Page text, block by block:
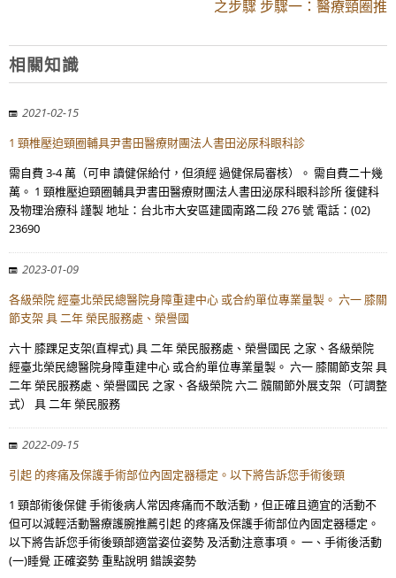
之步驟 步驟一：醫療頸圈推
相關知識
2021-02-15
1 頸椎壓迫頸圈輔具尹書田醫療財團法人書田泌尿科眼科診
需自費 3-4 萬（可申 讀健保給付，但須經 過健保局審核）。 需自費二十幾
萬。 1 頸椎壓迫頸圈輔具尹書田醫療財團法人書田泌尿科眼科診所 復健科
及物理治療科 謹製 地址：台北市大安區建國南路二段 276 號 電話：(02)
23690
2023-01-09
各級榮院 經臺北榮民總醫院身障重建中心 或合約單位專業量製。 六一 膝關
節支架 具 二年 榮民服務處、榮譽國
六十 膝踝足支架(直桿式) 具 二年 榮民服務處、榮譽國民 之家、各級榮院
經臺北榮民總醫院身障重建中心 或合約單位專業量製。 六一 膝關節支架 具
二年 榮民服務處、榮譽國民 之家、各級榮院 六二 髖關節外展支架（可調整
式） 具 二年 榮民服務
2022-09-15
引起 的疼痛及保護手術部位內固定器穩定。以下將告訴您手術後頸
1 頸部術後保健 手術後病人常因疼痛而不敢活動，但正確且適宜的活動不
但可以減輕活動醫療護腕推薦引起 的疼痛及保護手術部位內固定器穩定。
以下將告訴您手術後頸部適當姿位姿勢 及活動注意事項。 一、手術後活動
(一)睡覺 正確姿勢 重點說明 錯誤姿勢